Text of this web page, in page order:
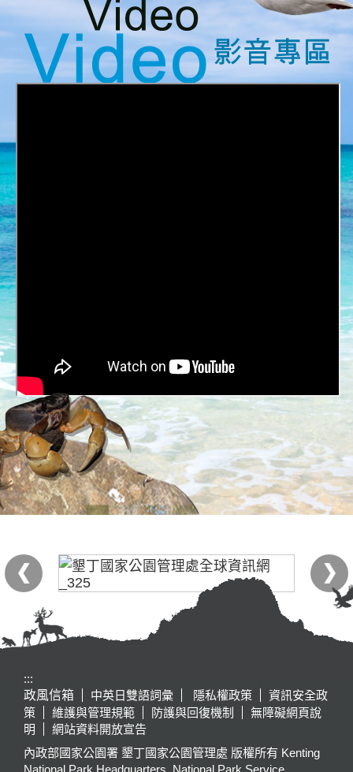
:::
政風信箱
中英日雙語詞彙 隱私權政策
資訊安全政
策
維護與管理規範 防護與回復機制
無障礙網頁說
明
網站資料開放宣告
內政部國家公園署 墾丁國家公園管理處 版權所有 Kenting
National Park Headquarters, National Park Service,